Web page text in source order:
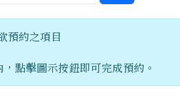
預約之項目
點擊圖示按鈕即可完成預約。